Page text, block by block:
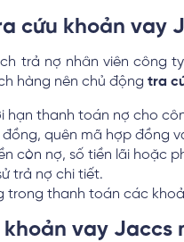
cứu khoản vay
trả nợ nhân viên công
hàng nên chủ động tra
hạn thanh toán nợ cho
đồng, quên mã hợp đồng
còn nợ, số tiền lãi hoặc
trả nợ chi tiết.
trong thanh toán các
vay Jaccs